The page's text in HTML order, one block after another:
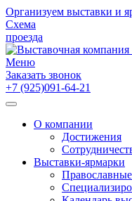
Организуем выставки и
Схема
проезда
Меню
Заказать звонок
+7 (925)091-64-21
О компании
Достижения
Выставки-ярмарки